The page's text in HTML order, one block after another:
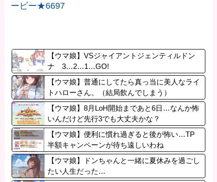
ービー★6697
【ウマ娘】VSジャイアントジェンティルドン
ナ 3…2…1…GO!
【ウマ娘】普通にしてたら真っ当に美人なライ
トハローさん。（結局飲んでしまう）
【ウマ娘】8月LoH開始まであと6日…なんか怖
いんだけど先行3でも大丈夫かな？
【ウマ娘】便利に慣れ過ぎると後が怖い…TP
半額キャンペーンが待ち遠しいわね
【ウマ娘】ドンちゃんと一緒に夏休みを過ごし
たい人生だった…